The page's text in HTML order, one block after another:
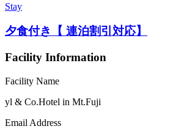
Stay
夕食付き【 連泊割引対応】
Facility Information
Facility Name
yl & Co.Hotel in Mt.Fuji
Email Address